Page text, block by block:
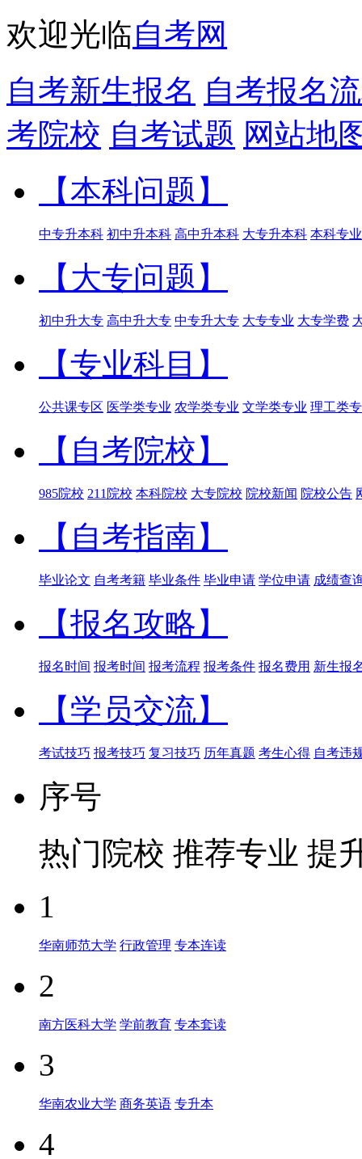
欢迎光临自考网
自考新生报名 自考报名
考院校 自考试题 网站地
【本科问题】
中专升本科 初中升本科 高中升本科 大专升本科 本科专业
【大专问题】
初中升大专 高中升大专 中专升大专 大专专业 大专学费
【专业科目】
公共课专区 医学类专业 农学类专业 文学类专业 理工类
【自考院校】
985院校 211院校 本科院校 大专院校 院校新闻 院校公告
【自考指南】
毕业论文 自考考籍 毕业条件 毕业申请 学位申请 成绩查
【报名攻略】
报名时间 报考时间 报考流程 报考条件 报名费用 新生报
【学员交流】
考试技巧 报考技巧 复习技巧 历年真题 考生心得 自考违
序号
热门院校 推荐专业 提
1
华南师范大学 行政管理 专本连读
2
南方医科大学 学前教育 专本套读
3
华南农业大学 商务英语 专升本
4